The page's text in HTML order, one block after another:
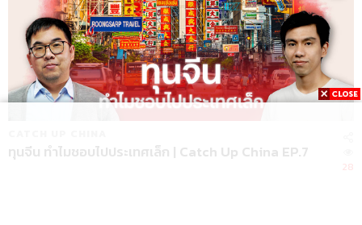
ทุนจีน ทำไมชอบไปประเทศเล็ก | Catch Up China EP.7
28